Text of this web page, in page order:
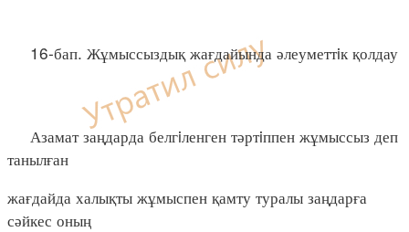
16-бап. Жұмыссыздық жағдайында әлеуметтiк қолдау
Азамат заңдарда белгiленген тәртiппен жұмыссыз деп
танылған
жағдайда халықты жұмыспен қамту туралы заңдарға
сәйкес оның